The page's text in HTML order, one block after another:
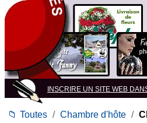
INSCRIRE UN SITE WEB
📁 Toutes / Chambre d'hôte /